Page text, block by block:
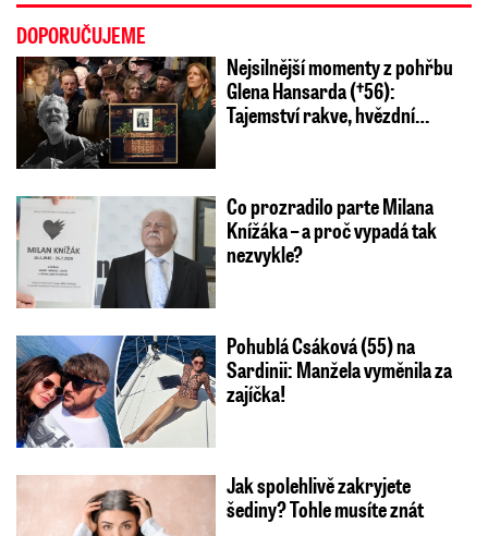
DOPORUČUJEME
Nejsilnější momenty z pohřbu
Glena Hansarda (†56):
Tajemství rakve, hvězdní…
Co prozradilo parte Milana
Knížáka – a proč vypadá tak
nezvykle?
Pohublá Csáková (55) na
Sardinii: Manžela vyměnila za
zajíčka!
Jak spolehlivě zakryjete
šediny? Tohle musíte znát